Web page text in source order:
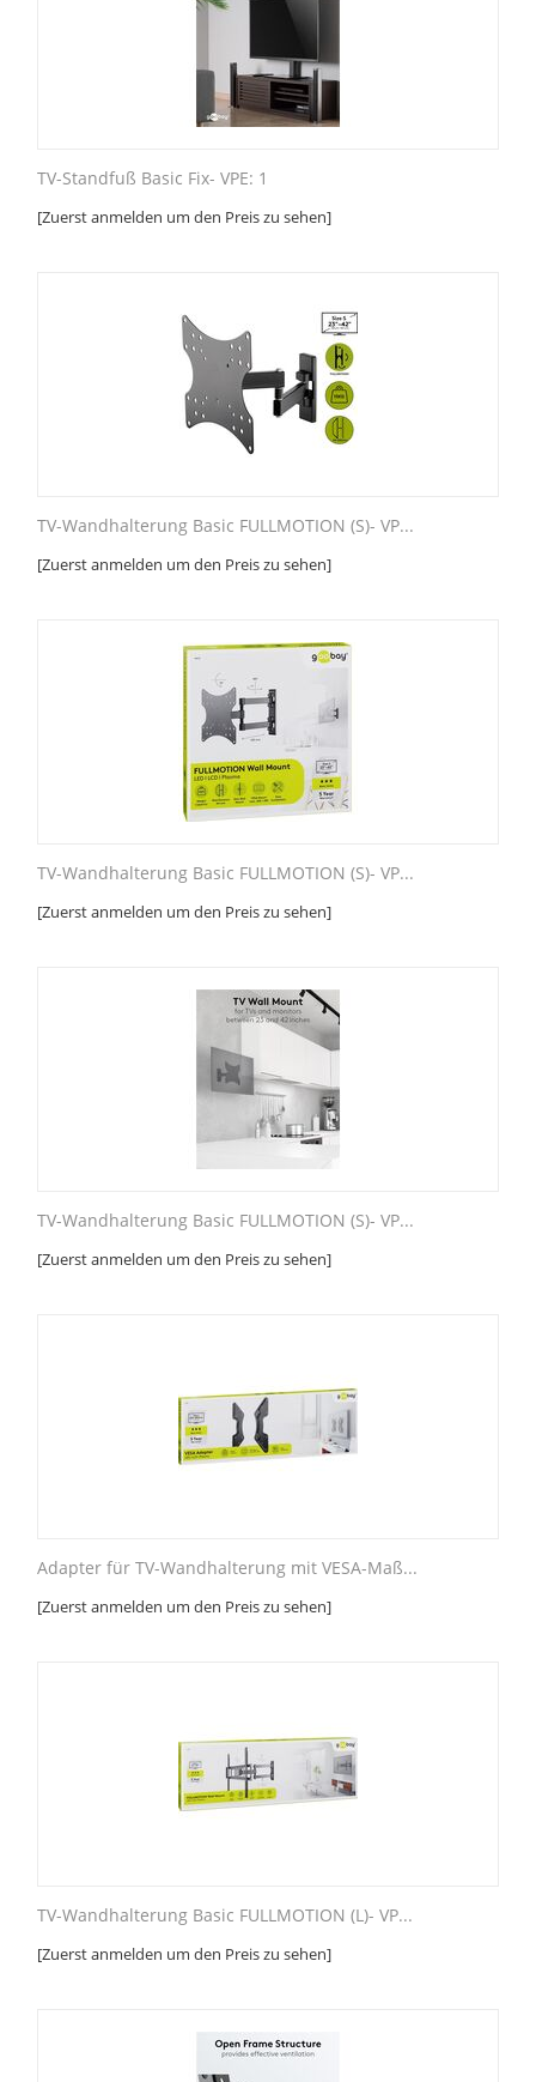
TV-Standfuß Basic Fix- VPE: 1
[Zuerst anmelden um den Preis zu sehen]
TV-Wandhalterung Basic FULLMOTION (S)- VP...
[Zuerst anmelden um den Preis zu sehen]
TV-Wandhalterung Basic FULLMOTION (S)- VP...
[Zuerst anmelden um den Preis zu sehen]
TV-Wandhalterung Basic FULLMOTION (S)- VP...
[Zuerst anmelden um den Preis zu sehen]
Adapter für TV-Wandhalterung mit VESA-Maß...
[Zuerst anmelden um den Preis zu sehen]
TV-Wandhalterung Basic FULLMOTION (L)- VP...
[Zuerst anmelden um den Preis zu sehen]